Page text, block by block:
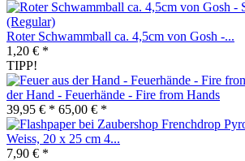
Roter Schwammball ca. 4,5cm von Gosh -...
1,20 € *
TIPP!
der Hand - Feuerhände - Fire from Hands
39,95 € * 65,00 € *
Weiss, 20 x 25 cm 4...
7,90 € *